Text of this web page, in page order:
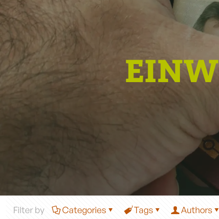
Filter by Categories Tags Authors